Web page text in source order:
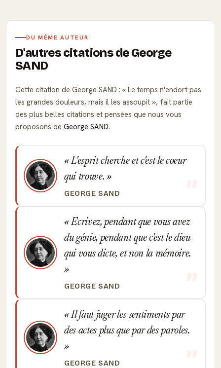
DU MÊME AUTEUR
D'autres citations de George
SAND
Cette citation de George SAND :
Le temps n'endort pas
les grandes douleurs, mais il les assoupit , fait partie
des plus belles citations et pensées que nous vous
proposons de George SAND.
L'esprit cherche et c'est le coeur
qui trouve.
GEORGE SAND
Ecrivez, pendant que vous avez
du génie, pendant que c'est le dieu
qui vous dicte, et non la mémoire.
GEORGE SAND
Il faut juger les sentiments par
des actes plus que par des paroles.
GEORGE SAND